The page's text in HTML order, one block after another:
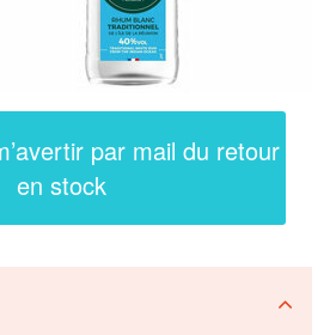
par mail du retour
en stock